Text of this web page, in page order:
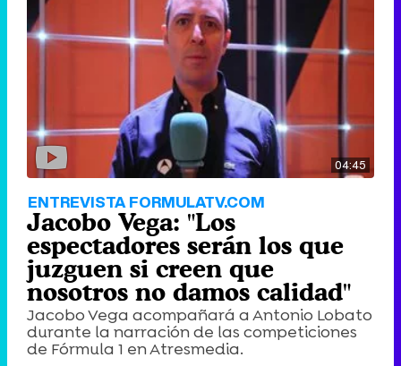
04:45
ENTREVISTA FORMULATV.COM
Jacobo Vega: "Los
espectadores serán los que
juzguen si creen que
nosotros no damos calidad"
Jacobo Vega acompañará a Antonio Lobato
durante la narración de las competiciones
de Fórmula 1 en Atresmedia.